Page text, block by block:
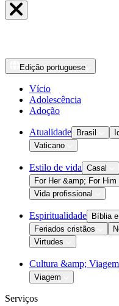
Edição portuguese
Vício
Adolescência
Adoção
Atualidade Brasil
Vaticano
Estilo de vida Casal
For Her &amp; For Him
Vida profissional
Espiritualidade Bíblia
Feriados cristãos
Virtudes
Cultura &amp; Viagem
Viagem
Serviços